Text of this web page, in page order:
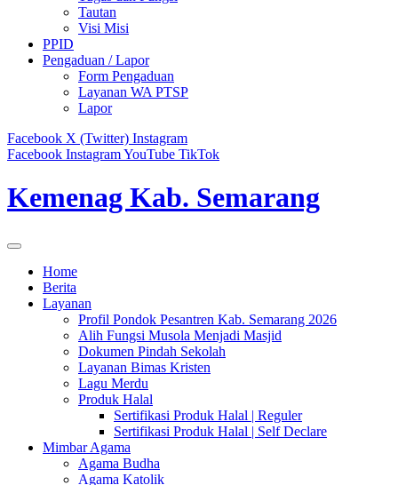
Tautan
Visi Misi
PPID
Pengaduan / Lapor
Form Pengaduan
Layanan WA PTSP
Lapor
Facebook X (Twitter) Instagram
Facebook InstagramYouTube TikTok
Kemenag Kab. Semarang
Home
Berita
Layanan
Profil Pondok Pesantren Kab. Semarang 2026
Alih Fungsi Musola Menjadi Masjid
Dokumen Pindah Sekolah
Layanan Bimas Kristen
Lagu Merdu
Produk Halal
Sertifikasi Produk Halal | Reguler
Sertifikasi Produk Halal | Self Declare
Mimbar Agama
Agama Budha
Agama Katolik